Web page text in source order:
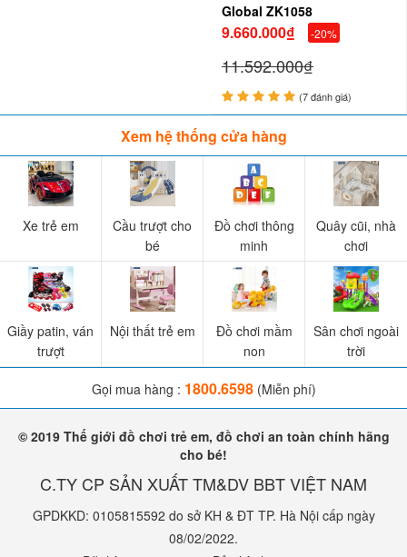
Với thiết kế máng trượt dài, 2 gờ cao 2 bên đảm bảo an toàn cho
bé, đường trượt dài cực thích, phần tiếp đất thoải hơn, êm hơn
Global ZK1058
9.660.000₫ -20%
11.592.000₫
(7 đánh giá)
Xem hệ thống cửa hàng
Xe trẻ em
Cầu trượt cho
bé
Đồ chơi thông
minh
Quây cũi, nhà
chơi
Giầy patin, ván
trượt
Nội thất trẻ em
Đồ chơi mầm
non
Sân chơi ngoài
trời
Gọi mua hàng : 1800.6598(Miễn phí)
© 2019 Thế giới đồ chơi trẻ em, đồ chơi an toàn chính hãng
cho bé!
C.TY CP SẢN XUẤT TM&DV BBT VIỆT NAM
GPDKKD: 0105815592 do sở KH & ĐT TP. Hà Nội cấp ngày
08/02/2022.